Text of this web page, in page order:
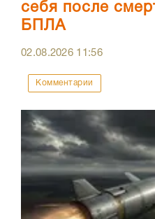
себя после
БПЛА
02.08.2026 11:56
Комментарии